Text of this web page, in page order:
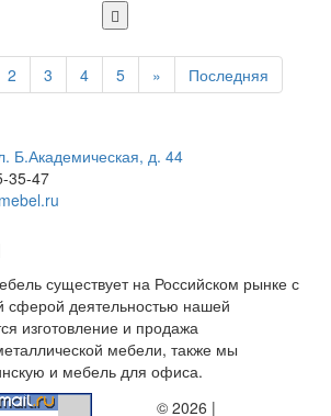
2 3 4 5 » Последняя
Б.Академическая, д. 44
35-47
существует на Российском рынке с
сферой деятельностью нашей
изготовление и продажа
мебели, также мы
и мебель для офиса.
© 2026 |